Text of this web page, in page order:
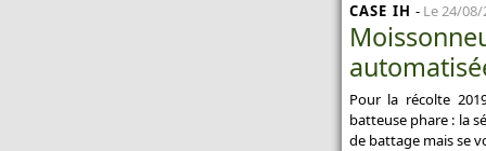
CASE IH - Le 24/08/
Pour la récolte
batteuse phare : la
de battage mais se